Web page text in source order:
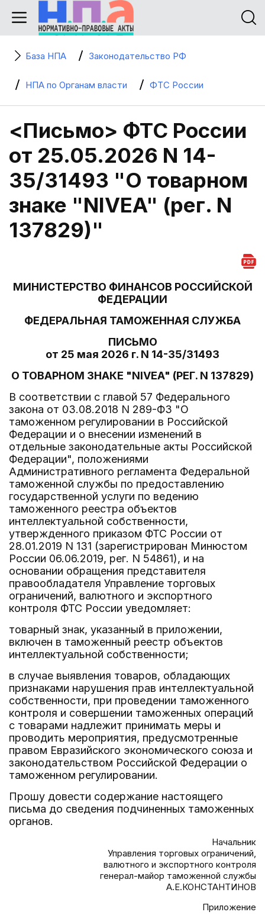
База НПА Законодательство РФ
НПА по Органам власти ФТС России
<Письмо> ФТС России
от 25.05.2026 N 14-
35/31493 "О товарном
знаке "NIVEA" (рег. N
137829)"
МИНИСТЕРСТВО ФИНАНСОВ РОССИЙСКОЙ
ФЕДЕРАЦИИ
ФЕДЕРАЛЬНАЯ ТАМОЖЕННАЯ СЛУЖБА
ПИСЬМО
от 25 мая 2026 г. N 14-35/31493
О ТОВАРНОМ ЗНАКЕ "NIVEA" (РЕГ. N 137829)
В соответствии с главой 57 Федерального
закона от 03.08.2018 N 289-ФЗ "О
таможенном регулировании в Российской
Федерации и о внесении изменений в
отдельные законодательные акты Российской
Федерации", положениями
Административного регламента Федеральной
таможенной службы по предоставлению
государственной услуги по ведению
таможенного реестра объектов
интеллектуальной собственности,
утвержденного приказом ФТС России от
28.01.2019 N 131 (зарегистрирован Минюстом
России 06.06.2019, рег. N 54861), и на
основании обращения представителя
правообладателя Управление торговых
ограничений, валютного и экспортного
контроля ФТС России уведомляет:
товарный знак, указанный в приложении,
включен в таможенный реестр объектов
интеллектуальной собственности;
в случае выявления товаров, обладающих
признаками нарушения прав интеллектуальной
собственности, при проведении таможенного
контроля и совершении таможенных операций
с товарами надлежит принимать меры и
проводить мероприятия, предусмотренные
правом Евразийского экономического союза и
законодательством Российской Федерации о
таможенном регулировании.
Прошу довести содержание настоящего
письма до сведения подчиненных таможенных
органов.
Начальник
Управления торговых ограничений,
валютного и экспортного контроля
генерал-майор таможенной службы
А.Е.КОНСТАНТИНОВ
Приложение